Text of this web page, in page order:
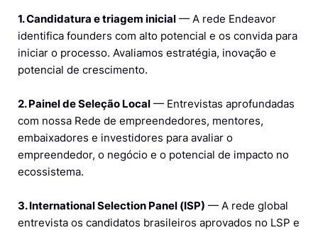
1. Candidatura e triagem inicial — A rede Endeavor
identifica founders com alto potencial e os convida para
iniciar o processo. Avaliamos estratégia, inovação e
potencial de crescimento.
2. Painel de Seleção Local — Entrevistas aprofundadas
com nossa Rede de empreendedores, mentores,
embaixadores e investidores para avaliar o
empreendedor, o negócio e o potencial de impacto no
ecossistema.
3. International Selection Panel (ISP) — A rede global
entrevista os candidatos brasileiros aprovados no LSP e